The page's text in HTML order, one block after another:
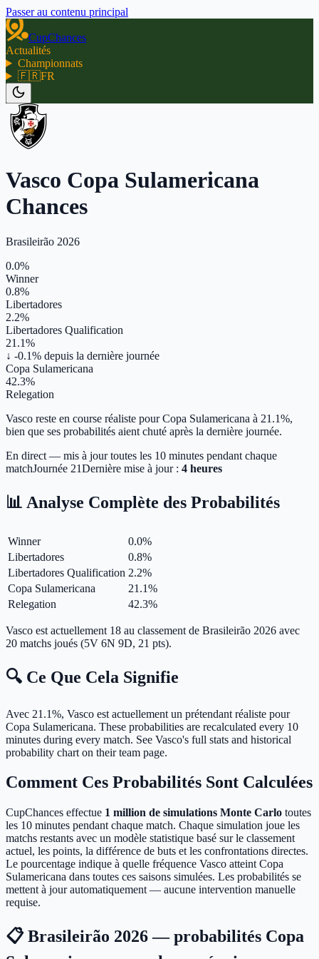
Passer au contenu principal
CupChances
Actualités
Championnats
🇫🇷FR
Vasco Copa Sulamericana
Chances
Brasileirão 2026
0.0%
Winner
0.8%
Libertadores
2.2%
Libertadores Qualification
21.1%
↓ -0.1% depuis la dernière journée
Copa Sulamericana
42.3%
Relegation
Vasco reste en course réaliste pour Copa Sulamericana à 21.1%,
bien que ses probabilités aient chuté après la dernière journée.
En direct — mis à jour toutes les 10 minutes pendant chaque
matchJournée 21Dernière mise à jour : 4 heures
📊 Analyse Complète des Probabilités
Winner 0.0%
Libertadores
0.8%
Libertadores Qualification 2.2%
Copa Sulamericana
21.1%
Relegation
42.3%
Vasco est actuellement 18 au classement de Brasileirão 2026 avec
20 matchs joués (5V 6N 9D, 21 pts).
🔍 Ce Que Cela Signifie
Avec 21.1%, Vasco est actuellement un prétendant réaliste pour
Copa Sulamericana. These probabilities are recalculated every 10
minutes during every match. See Vasco's full stats and historical
probability chart on their team page.
Comment Ces Probabilités Sont Calculées
CupChances effectue 1 million de simulations Monte Carlo toutes
les 10 minutes pendant chaque match. Chaque simulation joue les
matchs restants avec un modèle statistique basé sur le classement
actuel, les points, la différence de buts et les confrontations directes.
Le pourcentage indique à quelle fréquence Vasco atteint Copa
Sulamericana dans toutes ces saisons simulées. Les probabilités se
mettent à jour automatiquement — aucune intervention manuelle
requise.
📋 Brasileirão 2026 — probabilités Copa